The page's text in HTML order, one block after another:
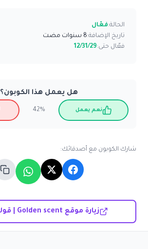
الحالة:فعّال
تاريخ الإضافة:8 سنوات مضت
فعّال حتى:12/31/29
هل يعمل هذا الكوبون؟
نعم يعمل 42%
شارك الكوبون مع أصدقائك:
زيارة موقع Golden scent | قولدن سنت